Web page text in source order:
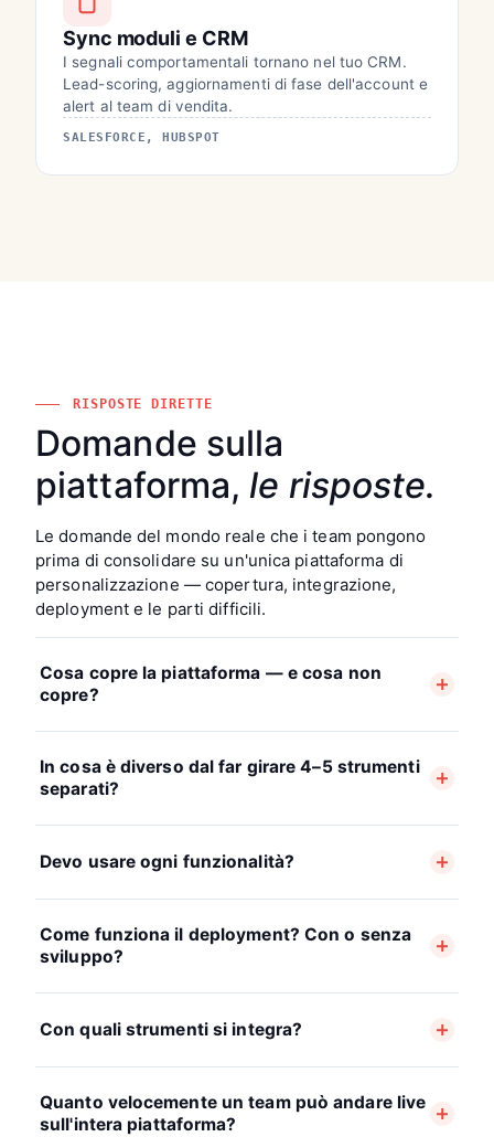
Sync moduli e CRM
I segnali comportamentali tornano nel tuo CRM.
Lead-scoring, aggiornamenti di fase dell'account e
alert al team di vendita.
SALESFORCE, HUBSPOT
RISPOSTE DIRETTE
Domande sulla
piattaforma, le risposte.
Le domande del mondo reale che i team pongono
prima di consolidare su un'unica piattaforma di
personalizzazione — copertura, integrazione,
deployment e le parti difficili.
Cosa copre la piattaforma — e cosa non
copre?
In cosa è diverso dal far girare 4–5 strumenti
separati?
Devo usare ogni funzionalità?
Come funziona il deployment? Con o senza
sviluppo?
Con quali strumenti si integra?
Quanto velocemente un team può andare live
sull'intera piattaforma?